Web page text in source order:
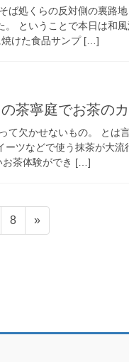
処くらの反対側の裏路地
ということで本日は和
焼けた食品サンプ […]
茶寧庭でお茶の
て欠かせないもの。 とは
ツなどで使う抹茶が大流
お茶体験ができ […]
固
定
8 »